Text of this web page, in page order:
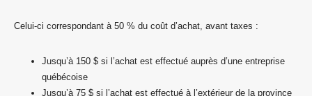
Celui-ci correspondant à 50 % du coût d’achat, avant taxes :
Jusqu’à 150 $ si l’achat est effectué auprès d’une entreprise
québécoise
Jusqu’à 75 $ si l’achat est effectué à l’extérieur de la province